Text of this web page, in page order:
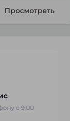
Просмотреть
с 9:00